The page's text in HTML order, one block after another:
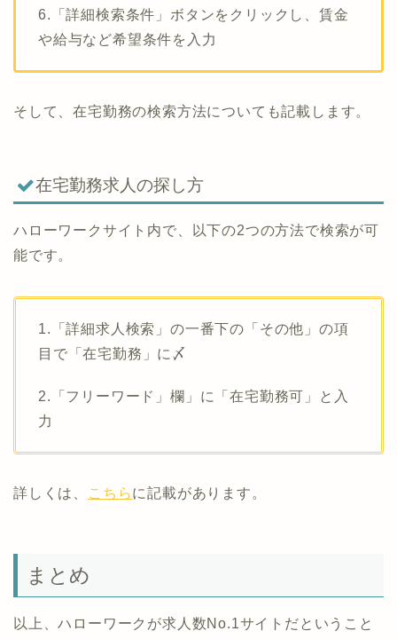
6.「詳細検索条件」ボタンをクリックし、賃金
や給与など希望条件を入力
そして、在宅勤務の検索方法についても記載します。
在宅勤務求人の探し方
ハローワークサイト内で、以下の2つの方法で検索が可
能です。
1.「詳細求人検索」の一番下の「その他」の項
目で「在宅勤務」に〆
2.「フリーワード」欄」に「在宅勤務可」と入
力
詳しくは、 こちらに記載があります。
まとめ
以上、ハローワークが求人数No.1サイトだということ